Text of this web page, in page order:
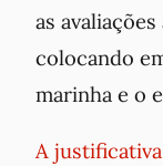
as
colocando
marinha e o
A